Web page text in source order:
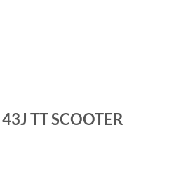
TT SCOOTER